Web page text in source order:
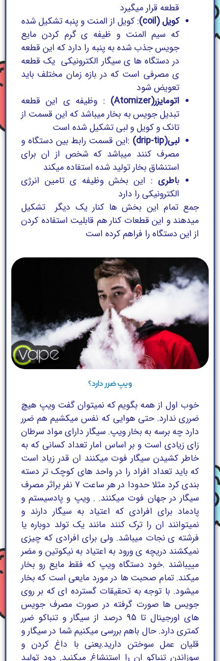
قطعه قرار میگیرد
کویل (coil)
: کویل از المنت و پنبه تشکیل شده
که سیم المنت و ظیفه ی گرم کردن مایع
جویس جذب شده به پنبه را دارد که این قطعه
در دستگاه ها ی سیگار الکترونیکی یک قطعه
ی مصرفی است که در بازه زمان مختلف باید
تعویض شود
اتومایزر(Atomizer)
: وظیفه ی این قطعه
تبدیل جویس به بخار میباشد که این قسمت از
تانک و کویل و لبی تشکیل شده است
لبی(drip-tip)
:این قسمت رابط بین دستگاه و
مصرف کنند میباشد که شخص از ان برای
استنشاق بخار تولید شده استفاده میکند
باطری : این بخش وظیفه ی تامین انرژی
الکترونیکی را دارد
جمع تمام این بخش ها کنار یک دیگر تشکیل
میدهند و این قطعات کنار هم قابلیت استفاده کردن
از این دستگاه را فراهم کرده است
ویپ ضرر دارد؟
خوب اول از همه بگویم که نمیتوان گفت ویپ هیچ
ضرری ندارد. حتی هوایی که نفس میکشیم هم ضرر
دارد چه برسه به بخار ویپ. سیگار دارای مواد سرطان
زای زیادی است و بر اساس امار تعداد کسانی که به
خاطر کشیدن سیگار فوت میکنند ان قدر زیاد است
که باید تعداد افراد را در واحد های کوچک تر دسته
بندی کرد مثلا حدودا در هر ساعت 7 نفر براثر مصرف
سیگار در جهان فوت میکنند. . ویپ و پادسیستم و
پادماد برای افرادی که اعتیاد به سیگار دارند و
نمیتوانند ان را ترک کنند مانند یک تولد دوباره یا
فرشته ی نجات میباشد. ولی برای افرادی که چیزی
نمیکشند دریچه ی ورود به اعتیاد به نیکوتین و مضر
مییباشند .خود دستگاه ویپ که فقط مایع رو بخار
میکند. تمام صحبت ها در مورد مایعی است که بخار
میشود. با توجه به تحقیقات گسترده ای که بر روی
جویس ها صورت گرفته در صورت مصرف جویس
های اورجینال تا 95 درصد از سیگار و تنباکو ضرر
کمتری دارد. حال باهم بررسی میکنیم شما در سیگار و
قلیان عمل سوختن دارید.یعنی با داغ کردن و
سوزاندن تنباکو ان را استنشاغ میکنید. دود تولید